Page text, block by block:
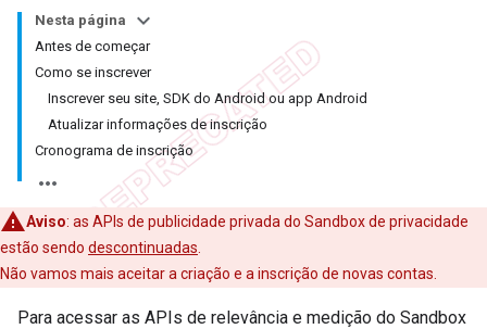
Nesta página
Antes de começar
Como se inscrever
Inscrever seu site, SDK do Android ou app Android
Atualizar informações de inscrição
Cronograma de inscrição
Aviso: as APIs de publicidade privada do Sandbox de privacidade
estão sendo descontinuadas
Não vamos mais aceitar a criação e a inscrição de novas contas.
Para acessar as APIs de relevância e medição do Sandbox